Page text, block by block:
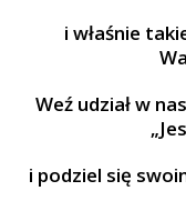
i właśnie
Weź udział w
i podziel się